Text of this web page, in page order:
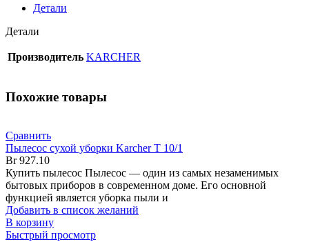
Детали
Детали
Производитель KARCHER
Похожие товары
Сравнить
Пылесос сухой уборки Karcher T 10/1
Br927.10
Купить пылесос Пылесос — один из самых незаменимых
бытовых приборов в современном доме. Его основной
функцией является уборка пыли и
Добавить в список желаний
В корзину
Быстрый просмотр